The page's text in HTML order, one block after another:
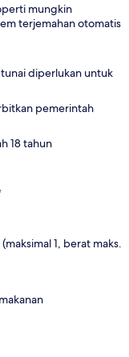
mungkin
terjemahan otomatis
diperlukan untuk
pemerintah
18 tahun
1, berat maks.